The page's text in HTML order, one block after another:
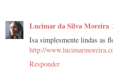
Lucimar da Silva Moreira
Isa simplesmente lindas as
http://
Responder